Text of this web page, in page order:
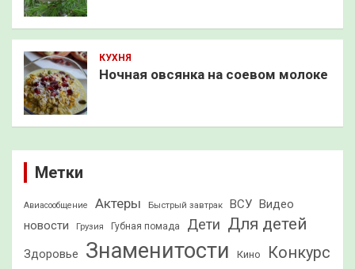
КУХНЯ
Ночная овсянка на соевом молоке
Метки
Авиасообщение Актеры Быстрый завтрак ВСУ Видео
новости
Грузия Губная помада Дети Для детей
Здоровье Знаменитости Кино
Конкурс